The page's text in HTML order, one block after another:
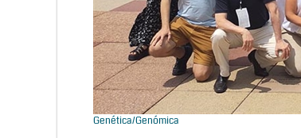
Genética/Genómica